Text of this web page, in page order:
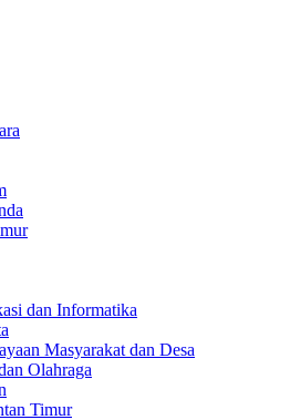
dan Informatika
Masyarakat dan Desa
Olahraga
Timur